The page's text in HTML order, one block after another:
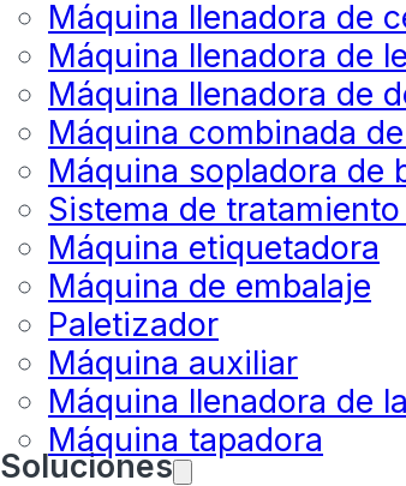
Máquina llenadora de
Máquina llenadora de
Máquina llenadora de
Máquina combinada
Máquina sopladora de
Sistema de
Máquina etiquetadora
Máquina de embalaje
Paletizador
Máquina auxiliar
Máquina llenadora de
Máquina tapadora
Soluciones